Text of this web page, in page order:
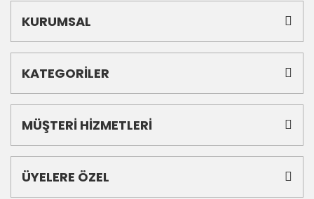
KURUMSAL
KATEGORİLER
MÜŞTERİ HİZMETLERİ
ÜYELERE ÖZEL